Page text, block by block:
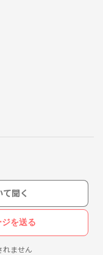
聞く
を送る
ません